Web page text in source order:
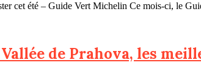
cet été – Guide Vert Michelin Ce mois-ci, le
de Prahova, les